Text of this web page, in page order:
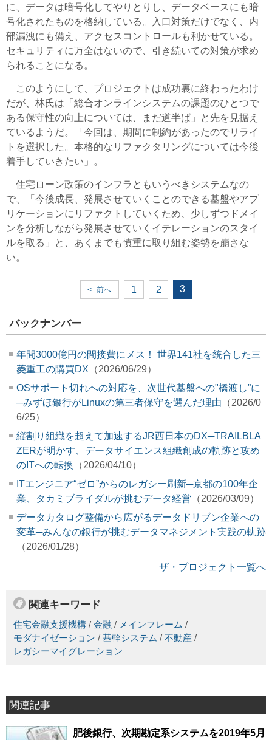
に、データは暗号化してやりとりし、データベースにも暗
号化されたものを格納している。入口対策だけでなく、内
部漏洩にも備え、アクセスコントロールも利かせている。
セキュリティに万全はないので、引き続いての対策が求め
られることになる。
このようにして、プロジェクトは成功裏に終わったわけ
だが、林氏は「総合オンラインシステムの課題のひとつで
ある保守性の向上については、まだ道半ば」と先を見据え
ているようだ。「今回は、期間に制約があったのでリライ
トを選択した。本格的なリファクタリングについては今後
着手していきたい」。
住宅ローン政策のインフラともいうべきシステムなの
で、「今後成長、発展させていくことのできる基盤やアプ
リケーションにリファクトしていくため、少しずつドメイ
ンを分析しながら発展させていくイテレーションのスタイ
ルを取る」と、あくまでも慎重に取り組む姿勢を崩さな
い。
< 前へ 1 2 3
バックナンバー
年間3000億円の間接費にメス！ 世界141社を統合した三
菱重工の購買DX （2026/06/29）
OSサポート切れへの対応を、次世代基盤への"橋渡し”に
─みずほ銀行がLinuxの第三者保守を選んだ理由 （2026/0
6/25）
縦割り組織を超えて加速するJR西日本のDX─TRAILBLA
ZERが明かす、データサイエンス組織創成の軌跡と攻め
のITへの転換 （2026/04/10）
ITエンジニア“ゼロ”からのレガシー刷新─京都の100年企
業、タカミブライダルが挑むデータ経営 （2026/03/09）
データカタログ整備から広がるデータドリブン企業への
変革─みんなの銀行が挑むデータマネジメント実践の軌跡
（2026/01/28）
ザ・プロジェクト一覧へ
関連キーワード
住宅金融支援機構 / 金融 / メインフレーム /
モダナイゼーション / 基幹システム / 不動産 /
レガシーマイグレーション
関連記事
肥後銀行、次期勘定系システムを2019年5月